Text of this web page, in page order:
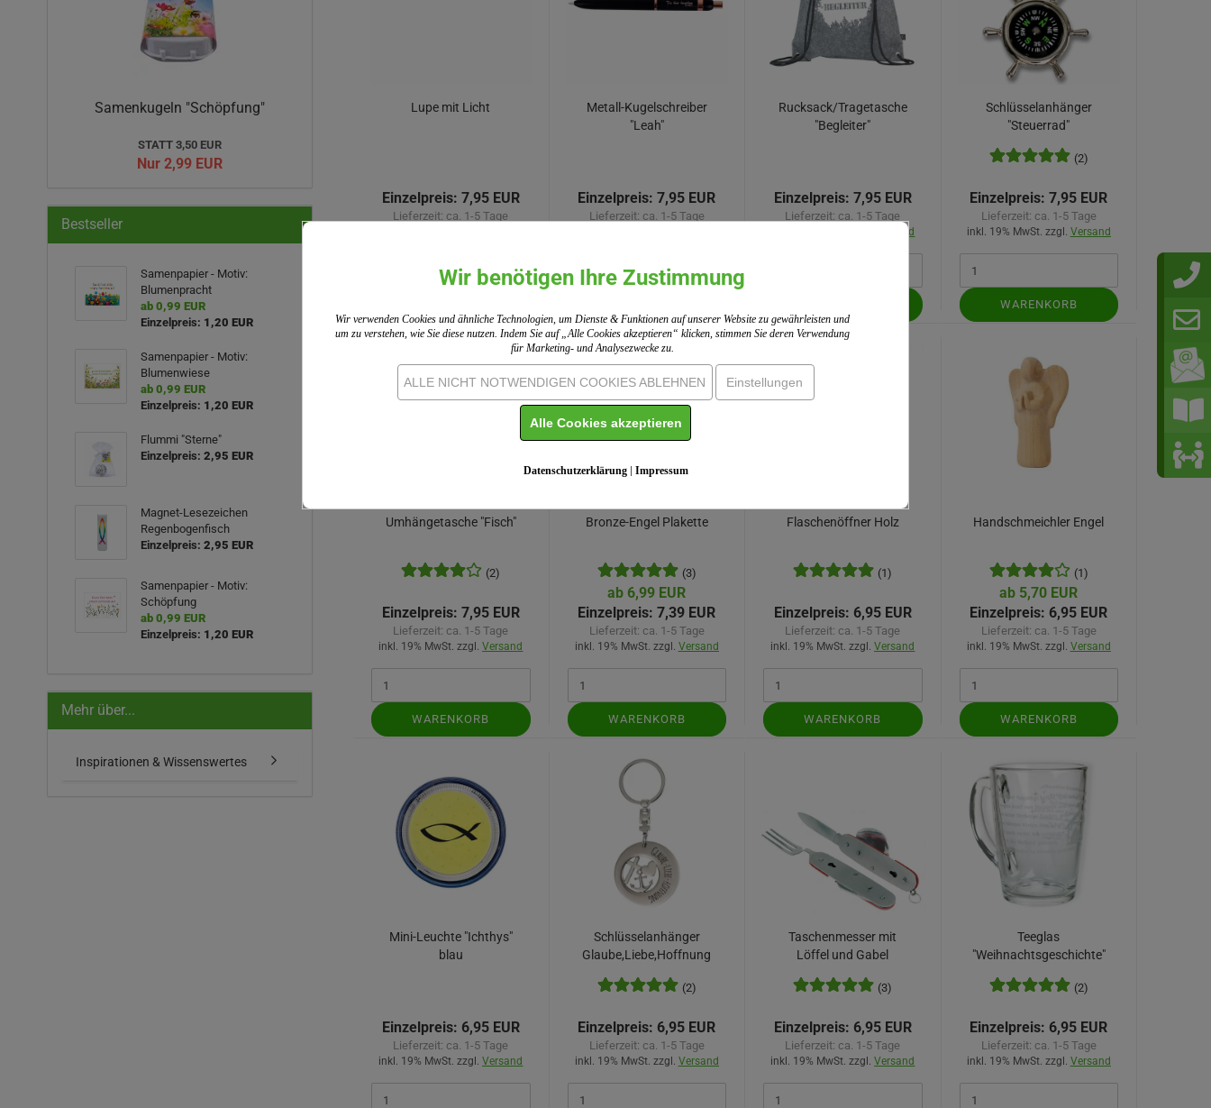
Lupe mit Licht
Einzelpreis: 7,95 EUR
Lieferzeit: ca. 1-5 Tage
Metall-Kugelschreiber
"Leah"
Einzelpreis: 7,95 EUR
Lieferzeit: ca. 1-5 Tage
Rucksack/Tragetasche
"Begleiter"
Einzelpreis: 7,95 EUR
Lieferzeit: ca. 1-5 Tage
Versand
Schlüsselanhänger
"Steuerrad"
(2)
Einzelpreis: 7,95 EUR
Lieferzeit: ca. 1-5 Tage
inkl. 19% MwSt. zzgl. Versand
WARENKORB
Umhängetasche "Fisch"
(2)
Einzelpreis: 7,95 EUR
Lieferzeit: ca. 1-5 Tage
inkl. 19% MwSt. zzgl.Versand
WARENKORB
Bronze-Engel Plakette
(3)
ab 6,99 EUR
Einzelpreis: 7,39 EUR
Lieferzeit: ca. 1-5 Tage
inkl. 19% MwSt. zzgl. Versand
WARENKORB
Flaschenöffner Holz
(1)
Einzelpreis: 6,95 EUR
Lieferzeit: ca. 1-5 Tage
inkl. 19% MwSt. zzgl.Versand
WARENKORB
Handschmeichler Engel
(1)
ab 5,70 EUR
Einzelpreis: 6,95 EUR
Lieferzeit: ca. 1-5 Tage
inkl. 19% MwSt. zzgl. Versand
WARENKORB
Mini-Leuchte "Ichthys"
blau
Einzelpreis: 6,95 EUR
Lieferzeit: ca. 1-5 Tage
inkl. 19% MwSt. zzgl.Versand
Schlüsselanhänger
Glaube,Liebe,Hoffnung
(2)
Einzelpreis: 6,95 EUR
Lieferzeit: ca. 1-5 Tage
inkl. 19% MwSt. zzgl. Versand
Taschenmesser mit
Löffel und Gabel
(3)
Einzelpreis: 6,95 EUR
Lieferzeit: ca. 1-5 Tage
inkl. 19% MwSt. zzgl.Versand
Teeglas
"Weihnachtsgeschichte"
(2)
Einzelpreis: 6,95 EUR
Lieferzeit: ca. 1-5 Tage
inkl. 19% MwSt. zzgl. Versand
Samenkugeln "Schöpfung"
STATT 3,50 EUR
Nur 2,99 EUR
Bestseller
Samenpapier - Motiv:
Blumenpracht
ab 0,99 EUR
Einzelpreis: 1,20 EUR
Samenpapier - Motiv:
Blumenwiese
ab 0,99 EUR
Einzelpreis: 1,20 EUR
Flummi "Sterne"
Einzelpreis: 2,95 EUR
Magnet-Lesezeichen
Regenbogenfisch
Einzelpreis: 2,95 EUR
Samenpapier - Motiv:
Schöpfung
ab 0,99 EUR
Einzelpreis: 1,20 EUR
Mehr über...
Inspirationen & Wissenswertes
Wir benötigen Ihre Zustimmung
Wir verwenden Cookies und ähnliche Technologien, um Dienste & Funktionen auf unserer Website zu gewährleisten und
um zu verstehen, wie Sie diese nutzen. Indem Sie auf „Alle Cookies akzeptieren“ klicken, stimmen Sie deren Verwendung
für Marketing- und Analysezwecke zu.
ALLE NICHT NOTWENDIGEN COOKIES ABLEHNEN Einstellungen
Alle Cookies akzeptieren
Datenschutzerklärung| Impressum